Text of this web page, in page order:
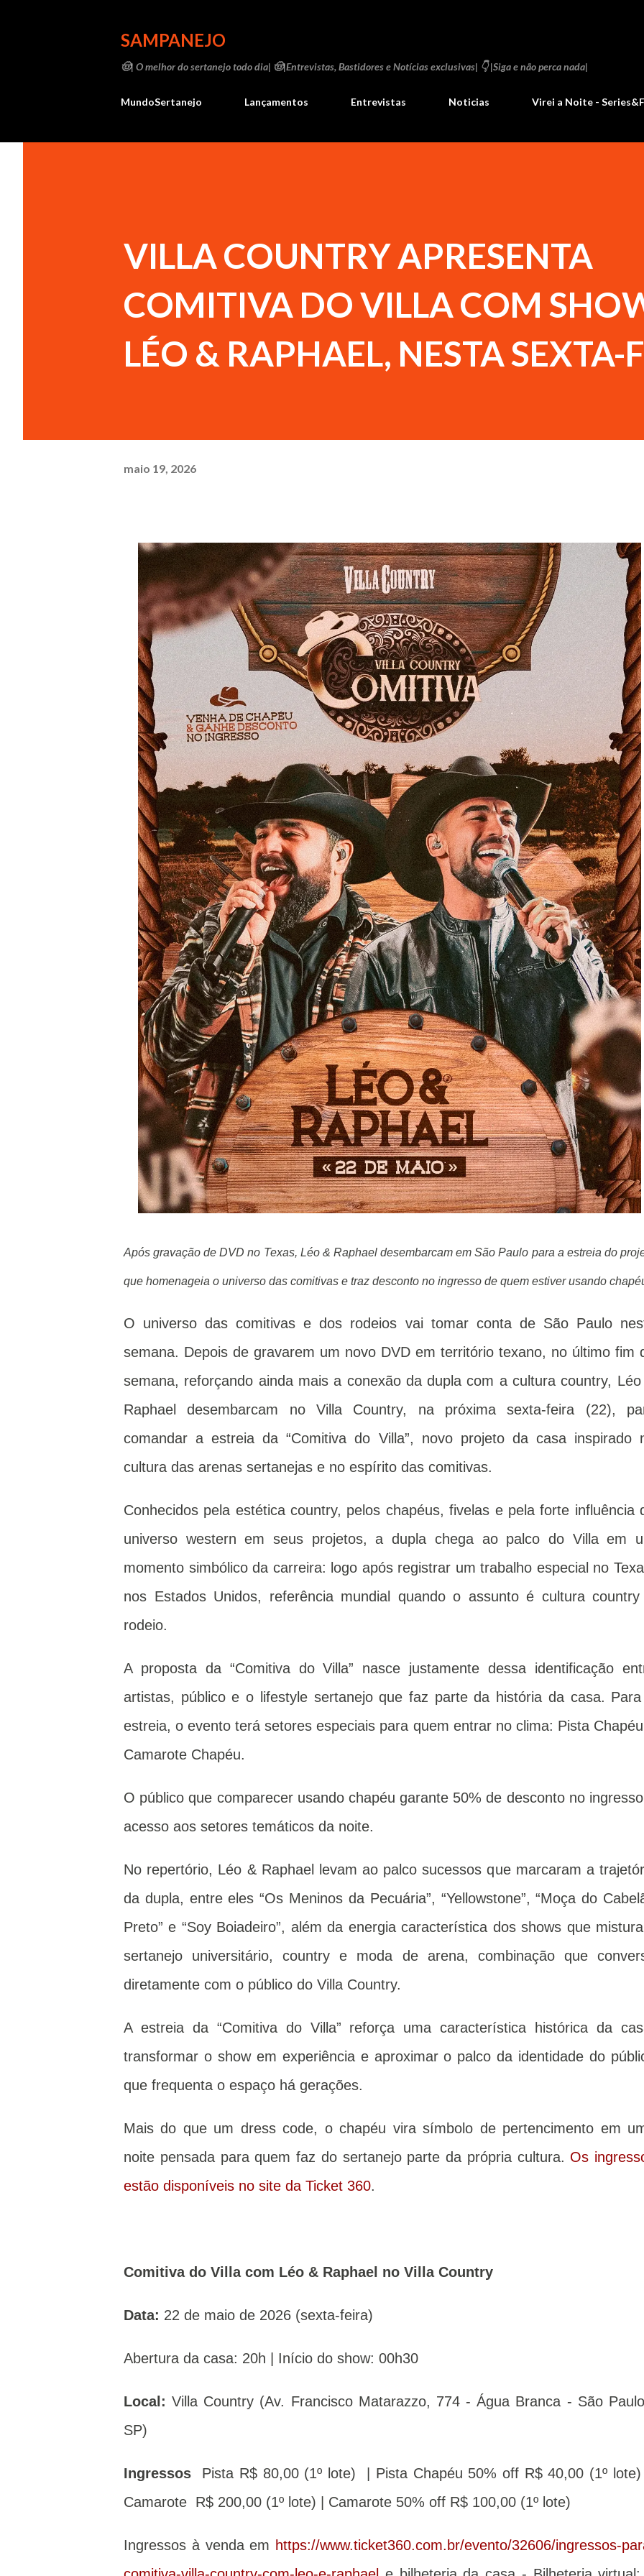
SAMPANEJO
🤠| O melhor do sertanejo todo dia| 🤠|Entrevistas, Bastidores e Notícias exclusivas| 👇 |Siga e não perca nada|
MundoSertanejo Lançamentos Entrevistas Noticias Virei a Noite -
VILLA COUNTRY APRESENTA
COMITIVA DO VILLA COM
LÉO & RAPHAEL, NESTA SEXTA-
maio 19, 2026
Após gravação de DVD no Texas, Léo & Raphael desembarcam em São Paulo para a estreia do
que homenageia o universo das comitivas e traz desconto no ingresso de quem estiver usando
O universo das comitivas e dos rodeios vai tomar conta de São Paulo
semana. Depois de gravarem um novo DVD em território texano, no último fim
semana, reforçando ainda mais a conexão da dupla com a cultura country,
Raphael desembarcam no Villa Country, na próxima sexta-feira (22),
comandar a estreia da “Comitiva do Villa”, novo projeto da casa inspirado
cultura das arenas sertanejas e no espírito das comitivas.
Conhecidos pela estética country, pelos chapéus, fivelas e pela forte influência
universo western em seus projetos, a dupla chega ao palco do Villa em
momento simbólico da carreira: logo após registrar um trabalho especial no
nos Estados Unidos, referência mundial quando o assunto é cultura
rodeio.
A proposta da “Comitiva do Villa” nasce justamente dessa identificação
artistas, público e o lifestyle sertanejo que faz parte da história da casa.
estreia, o evento terá setores especiais para quem entrar no clima: Pista
Camarote Chapéu.
O público que comparecer usando chapéu garante 50% de desconto no
acesso aos setores temáticos da noite.
No repertório, Léo & Raphael levam ao palco sucessos que marcaram a
da dupla, entre eles “Os Meninos da Pecuária”, “Yellowstone”, “Moça do
Preto” e “Soy Boiadeiro”, além da energia característica dos shows que
sertanejo universitário, country e moda de arena, combinação que
diretamente com o público do Villa Country.
A estreia da “Comitiva do Villa” reforça uma característica histórica da
transformar o show em experiência e aproximar o palco da identidade do
que frequenta o espaço há gerações.
Mais do que um dress code, o chapéu vira símbolo de pertencimento em
noite pensada para quem faz do sertanejo parte da própria cultura. Os
estão disponíveis no site da Ticket 360.
Comitiva do Villa com Léo & Raphael no Villa Country
Data: 22 de maio de 2026 (sexta-feira)
Abertura da casa: 20h | Início do show: 00h30
Local:Villa Country (Av. Francisco Matarazzo, 774 - Água Branca - São
SP)
Ingressos
Pista R$ 80,00 (1º lote) | Pista Chapéu 50% off R$ 40,00 (1º lote)
Camarote R$ 200,00 (1º lote) | Camarote 50% off R$ 100,00 (1º lote)
Ingressos à venda em https://www.ticket360.com.br/evento/32606/ingressos-